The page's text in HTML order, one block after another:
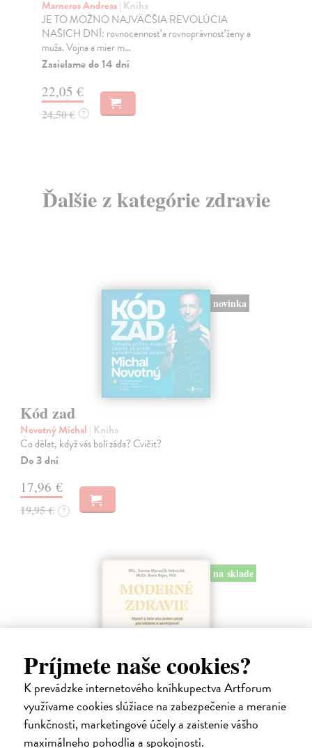
Príjmete naše cookies?
K prevádzke internetového kníhkupectva Artforum
využívame cookies slúžiace na zabezpečenie a meranie
funkčnosti, marketingové účely a zaistenie vášho
maximálneho pohodlia a spokojnosti.
Marneros Andreas| Kniha
JE TO MOŽNO NAJVÄČŠIA REVOLÚCIA
NAŠICH DNÍ: rovnocennosť a rovnoprávnosť ženy a
muža. Vojna a mier m...
Zasielame do 14 dní
22,05 €
24,50 € ?
Ďalšie z kategórie zdravie
novinka
Kód zad
Novotný Michal | Kniha
Co dělat, když vás bolí záda? Cvičit?
Do 3 dní
17,96 €
19,95 € ?
na sklade
Moderné zdravie
Moravčík Debrecká Denisa| Kniha